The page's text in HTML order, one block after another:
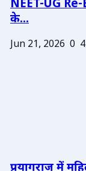
NEET-UG
के...
Jun 21, 2026 0